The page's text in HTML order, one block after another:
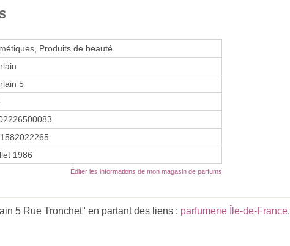
Produits de beauté
5
1986
Éditer les informations de mon magasin de parfums
5 Rue Tronchet" en partant des liens : parfumerie Île-de-France,